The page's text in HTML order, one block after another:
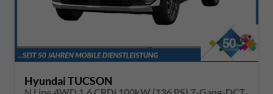
Hyundai TUCSON
N Line 4WD 1.6 CRDi 100kW (136 PS) 7-Gang-DCT